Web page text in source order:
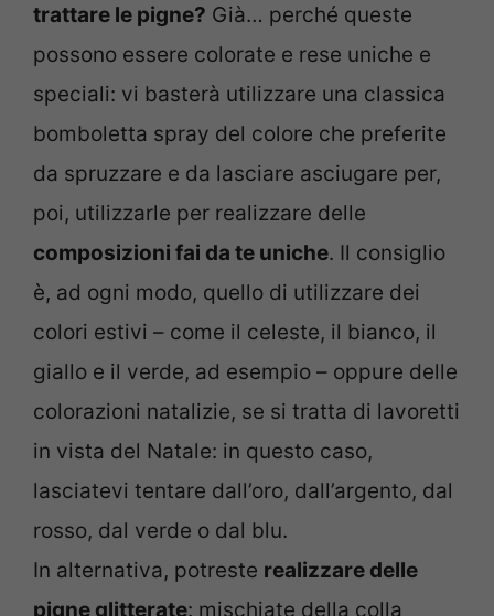
trattare le pigne? Già… perché queste
possono essere colorate e rese uniche e
speciali: vi basterà utilizzare una classica
bomboletta spray del colore che preferite
da spruzzare e da lasciare asciugare per,
poi, utilizzarle per realizzare delle
composizioni fai da te uniche. Il consiglio
è, ad ogni modo, quello di utilizzare dei
colori estivi – come il celeste, il bianco, il
giallo e il verde, ad esempio – oppure delle
colorazioni natalizie, se si tratta di lavoretti
in vista del Natale: in questo caso,
lasciatevi tentare dall’oro, dall’argento, dal
rosso, dal verde o dal blu.
In alternativa, potreste realizzare delle
pigne glitterate: mischiate della colla